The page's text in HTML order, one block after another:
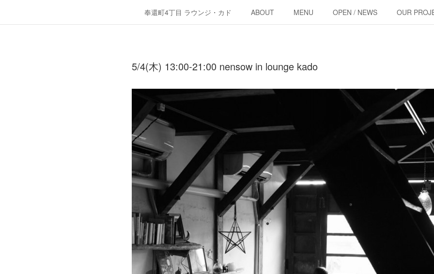
奉還町4丁目 ラウンジ・カド ABOUT MENU OPEN / NEWS OUR
5/4(木) 13:00-21:00 nensow in lounge kado